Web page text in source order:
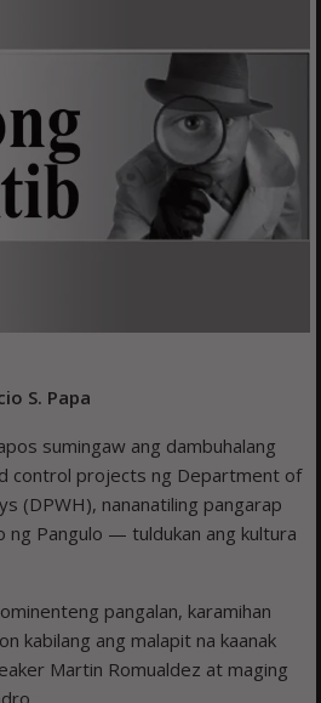
S. Papa
sumingaw ang dambuhalang
control projects ng Department of
(DPWH), nananatiling pangarap
ng Pangulo — tuldukan ang kultura
pangalan, karamihan
kabilang ang malapit na kaanak
Martin Romualdez at maging